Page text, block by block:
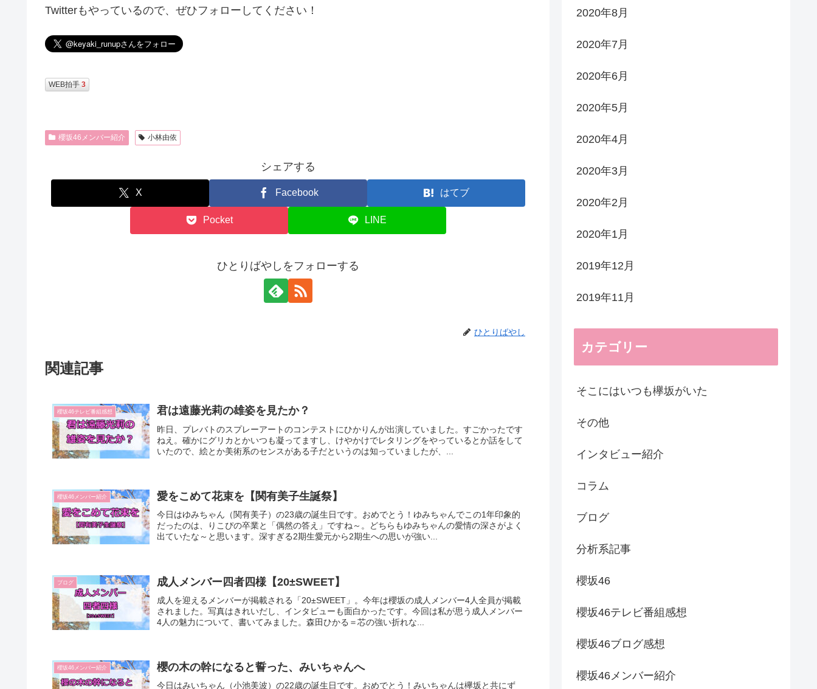
Twitterもやっているので、ぜひフォローしてください！
WEB拍手 3
櫻坂46メンバー紹介 小林由依
シェアする
X Facebook はてブ
Pocket LINE
ひとりばやしをフォローする
ひとりばやし
関連記事
櫻坂46テレビ番組感想 君は遠藤光莉の雄姿を見たか？
昨日、プレバトのスプレーアートのコンテストにひかりんが出演していました。すごかったです
ねえ。確かにグリカとかいつも凝ってますし、けやかけでレタリングをやっているとか話をして
いたので、絵とか美術系のセンスがある子だというのは知っていましたが、...
櫻坂46メンバー紹介 愛をこめて花束を【関有美子生誕祭】
今日はゆみちゃん（関有美子）の23歳の誕生日です。おめでとう！ゆみちゃんでこの1年印象的
だったのは、りこぴの卒業と「偶然の答え」ですね～。どちらもゆみちゃんの愛情の深さがよく
出ていたな～と思います。深すぎる2期生愛元から2期生への思いが強い...
ブログ 成人メンバー四者四様【20±SWEET】
成人を迎えるメンバーが掲載される「20±SWEET」。今年は櫻坂の成人メンバー4人全員が掲載
されました。写真はきれいだし、インタビューも面白かったです。今回は私が思う成人メンバー
4人の魅力について、書いてみました。森田ひかる＝芯の強い折れな...
櫻坂46メンバー紹介 櫻の木の幹になると誓った、みいちゃんへ
今日はみいちゃん（小池美波）の22歳の誕生日です。おめでとう！みいちゃんは欅坂と共にず
2020年8月
2020年7月
2020年6月
2020年5月
2020年4月
2020年3月
2020年2月
2020年1月
2019年12月
2019年11月
カテゴリー
そこにはいつも欅坂がいた
その他
インタビュー紹介
コラム
ブログ
分析系記事
櫻坂46
櫻坂46テレビ番組感想
櫻坂46ブログ感想
櫻坂46メンバー紹介